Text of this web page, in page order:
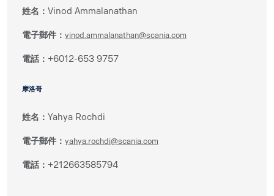
姓名： Vinod Ammalanathan
電子郵件： vinod.ammalanathan@scania.com
電話： +6012-653 9757
摩洛哥
姓名： Yahya Rochdi
電子郵件： yahya.rochdi@scania.com
電話： +212663585794